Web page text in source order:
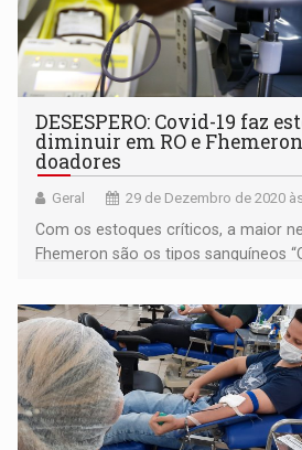
DESESPERO: Covid-19 faz
diminuir em RO e
doadores
Geral 29 de Dezembro de 2020
Com os estoques críticos, a maior
Fhemeron são os tipos sanguíneos